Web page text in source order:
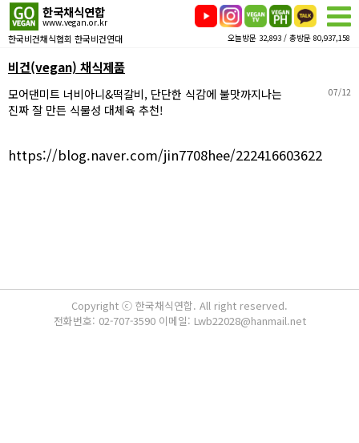
한국채식연합
www.vegan.or.kr
한국비건채식협회 한국비건연대 오늘방문 32,893 / 총방문 80,937,158
비건(vegan) 채식제품
모어댄미트 너비아니&떡갈비, 단단한 식감에 불맛까지나는
진짜 잘 만든 식물성 대체육 추천!
07/12
https://blog.naver.com/jin7708hee/222416603622
Copyright ⓒ 한국채식연합. All right reserved.
전화번호: 02-707-3590 이메일: Lwb22028@hanmail.net